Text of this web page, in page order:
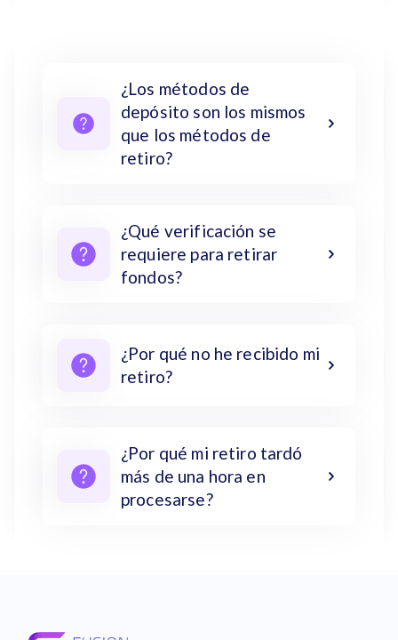
¿Los métodos de
depósito son los mismos
que los métodos de
retiro?
¿Qué verificación se
requiere para retirar
fondos?
¿Por qué no he recibido mi
retiro?
¿Por qué mi retiro tardó
más de una hora en
procesarse?